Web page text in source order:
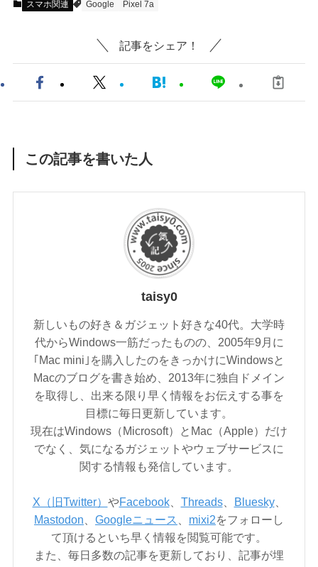
スマホ関連 Google Pixel 7a
記事をシェア！
この記事を書いた人
taisy0
新しいもの好き＆ガジェット好きな40代。大学時
代からWindows一筋だったものの、2005年9月に
｢Mac mini｣を購入したのをきっかけにWindowsと
Macのブログを書き始め、2013年に独自ドメイン
を取得し、出来る限り早く情報をお伝えする事を
目標に毎日更新しています。
現在はWindows（Microsoft）とMac（Apple）だけ
でなく、気になるガジェットやウェブサービスに
関する情報も発信しています。
X（旧Twitter） やFacebook、 Threads、 Bluesky、
Mastodon
Googleニュース mixi2をフォローし
て頂けるといち早く情報を閲覧可能です。
また、毎日多数の記事を更新しており、記事が埋